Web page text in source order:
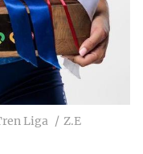
Liga Z.E